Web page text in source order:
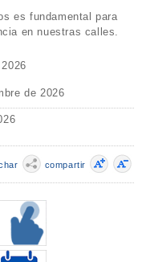
es fundamental para
en nuestras calles.
de 2026
compartir